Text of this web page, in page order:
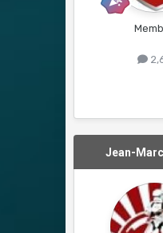
Jean-Marc